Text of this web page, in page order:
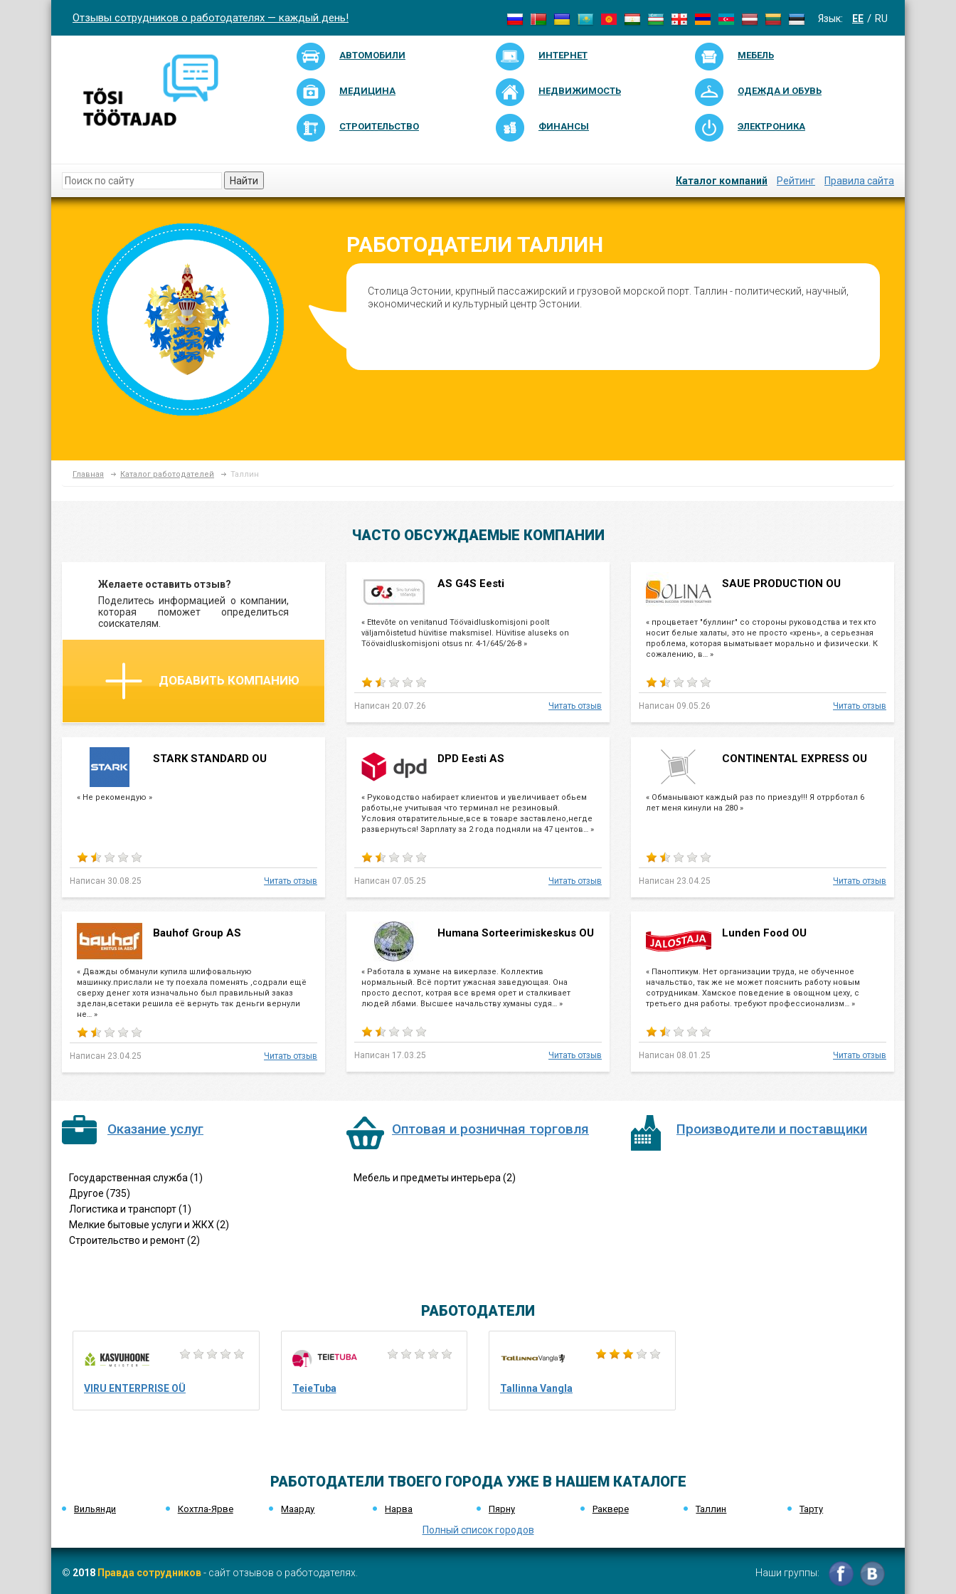
Отзывы сотрудников о работодателях — каждый день! Язык: EE RU
АВТОМОБИЛИ ИНТЕРНЕТ МЕБЕЛЬ
МЕДИЦИНА НЕДВИЖИМОСТЬ ОДЕЖДА И ОБУВЬ
СТРОИТЕЛЬСТВО ФИНАНСЫ ЭЛЕКТРОНИКА
Найти Каталог компаний Рейтинг Правила сайта
РАБОТОДАТЕЛИ ТАЛЛИН
Столица Эстонии, крупный пассажирский и грузовой морской порт. Таллин - политический, научный,
экономический и культурный центр Эстонии.
Главная Каталог работодателей Таллин
ЧАСТО ОБСУЖДАЕМЫЕ КОМПАНИИ
Желаете оставить отзыв?
Поделитесь информацией о компании,
которая поможет определиться
соискателям.
ДОБАВИТЬ КОМПАНИЮ
AS G4S Eesti
« Ettevõte on venitanud Töövaidluskomisjoni poolt
väljamõistetud hüvitise maksmisel. Hüvitise aluseks on
Töövaidluskomisjoni otsus nr. 4-1/645/26-8 »
Написан 20.07.26 Читать отзыв
SAUE PRODUCTION OU
« процветает "буллинг" со стороны руководства и тех кто
носит белые халаты, это не просто «хрень», а серьезная
проблема, которая выматывает морально и физически. К
сожалению, в… »
Написан 09.05.26 Читать отзыв
STARK STANDARD OU
« Не рекомендую »
Написан 30.08.25 Читать отзыв
DPD Eesti AS
« Руководство набирает клиентов и увеличивает обьем
работы,не учитывая что терминал не резиновый.
Условия отвратительные,все в товаре заставлено,негде
развернуться! Зарплату за 2 года подняли на 47 центов… »
Написан 07.05.25 Читать отзыв
CONTINENTAL EXPRESS OU
« Обманывают каждый раз по приезду!!! Я отррботал 6
лет меня кинули на 280 »
Написан 23.04.25 Читать отзыв
Bauhof Group AS
« Дважды обманули купила шлифовальную
машинку.прислали не ту поехала поменять ,содрали ещё
сверху денег хотя изначально был правильный заказ
зделан,всетаки решила её вернуть так деньги вернули
не… »
Написан 23.04.25 Читать отзыв
Humana Sorteerimiskeskus OU
« Работала в хумане на викерлазе. Коллектив
нормальный. Всё портит ужасная заведующая. Она
просто деспот, котрая все время орет и сталкивает
людей лбами. Высшее начальству хуманы судя… »
Написан 17.03.25 Читать отзыв
Lunden Food OU
« Паноптикум. Нет организации труда, не обученное
начальство, так же не может пояснить работу новым
сотрудникам. Хамское поведение в овощном цеху, с
третьего дня работы. требуют профессионализм… »
Написан 08.01.25 Читать отзыв
Оказание услуг
Государственная служба (1)
Другое (735)
Логистика и транспорт (1)
Мелкие бытовые услуги и ЖКХ (2)
Строительство и ремонт (2)
Оптовая и розничная торговля
Мебель и предметы интерьера (2)
Производители и поставщики
РАБОТОДАТЕЛИ
VIRU ENTERPRISE OÜ TeieTuba Tallinna Vangla
РАБОТОДАТЕЛИ ТВОЕГО ГОРОДА УЖЕ В НАШЕМ КАТАЛОГЕ
Вильянди Кохтла-Ярве Маарду Нарва Пярну Раквере Таллин Тарту
Полный список городов
© 2018 Правда сотрудников- сайт отзывов о работодателях. Наши группы: